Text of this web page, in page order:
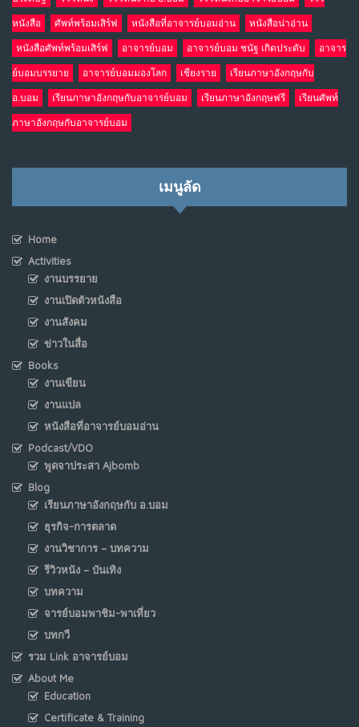
หนังสือ ศัพท์พร้อมเสิร์ฟ หนังสือที่อาจารย์บอมอ่าน หนังสือน่าอ่าน
หนังสือศัพท์พร้อมเสิร์ฟ อาจารย์บอม อาจารย์บอม ชนัฐ เกิดประดับ อาจาร
ย์บอมบรรยาย อาจารย์บอมมองโลก เชียงราย เรียนภาษาอังกฤษกับ
อ.บอม เรียนภาษาอังกฤษกับอาจารย์บอม เรียนภาษาอังกฤษฟรี เรียนศัพท์
ภาษาอังกฤษกับอาจารย์บอม
เมนูลัด
Home
Activities
งานบรรยาย
งานเปิดตัวหนังสือ
งานสังคม
ข่าวในสื่อ
Books
งานเขียน
งานแปล
หนังสือที่อาจารย์บอมอ่าน
Podcast/VDO
พูดจาประสา Ajbomb
Blog
เรียนภาษาอังกฤษกับ อ.บอม
ธุรกิจ-การตลาด
งานวิชาการ – บทความ
รีวิวหนัง – บันเทิง
บทความ
จารย์บอมพาชิม-พาเที่ยว
บทกวี
รวม Link อาจารย์บอม
About Me
Education
Certificate & Training